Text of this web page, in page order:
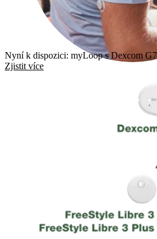
Nyní k dispozici: myLoop s Dexcom G7
Zjistit více